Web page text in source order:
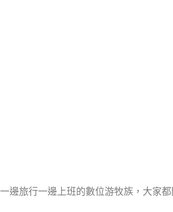
旅行一邊上班的數位游牧族，大家